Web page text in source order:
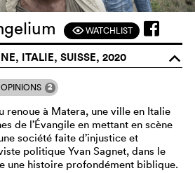
FWATCHLIST
ITALIE, SUISSE, 2020 o
OPINIONS 2
renoue à Matera, une ville en Italie
de l’Évangile en mettant en scène
société faite d’injustice et
politique Yvan Sagnet, dans le
une histoire profondément biblique.